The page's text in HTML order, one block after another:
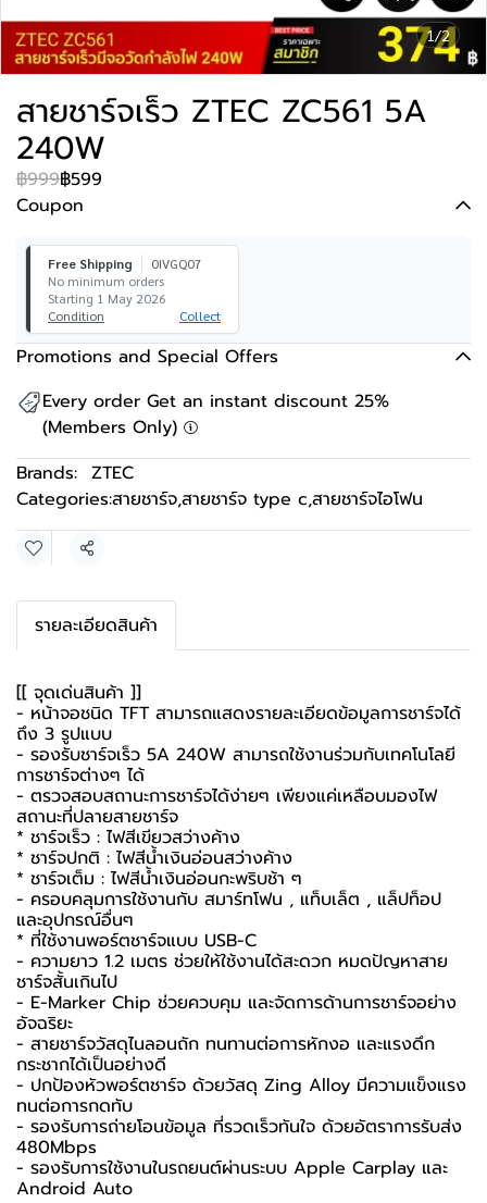
1/2
สายชาร์จเร็ว ZTEC ZC561 5A
240W
฿999฿599
Coupon
Free Shipping
0IVGQ07
No minimum orders
Starting 1 May 2026
Condition
Collect
Promotions and Special Offers
Every order Get an instant discount 25%
(Members Only)
Brands: ZTEC
Categories:สายชาร์จ,สายชาร์จ type c,สายชาร์จไอโฟน
Share
รายละเอียดสินค้า
[[ จุดเด่นสินค้า ]]
- หน้าจอชนิด TFT สามารถแสดงรายละเอียดข้อมูลการชาร์จได้
ถึง 3 รูปแบบ
- รองรับชาร์จเร็ว 5A 240W สามารถใช้งานร่วมกับเทคโนโลยี
การชาร์จต่างๆ ได้
- ตรวจสอบสถานะการชาร์จได้ง่ายๆ เพียงแค่เหลือบมองไฟ
สถานะที่ปลายสายชาร์จ
* ชาร์จเร็ว : ไฟสีเขียวสว่างค้าง
* ชาร์จปกติ : ไฟสีน้ำเงินอ่อนสว่างค้าง
* ชาร์จเต็ม : ไฟสีน้ำเงินอ่อนกะพริบช้า ๆ
- ครอบคลุมการใช้งานกับ สมาร์ทโฟน , แท็บเล็ต , แล็ปท็อป
และอุปกรณ์อื่นๆ
* ที่ใช้งานพอร์ตชาร์จแบบ USB-C
- ความยาว 1.2 เมตร ช่วยให้ใช้งานได้สะดวก หมดปัญหาสาย
ชาร์จสั้นเกินไป
- E-Marker Chip ช่วยควบคุม และจัดการด้านการชาร์จอย่าง
อัจฉริยะ
- สายชาร์จวัสดุไนลอนถัก ทนทานต่อการหักงอ และแรงดึก
กระชากได้เป็นอย่างดี
- ปกป้องหัวพอร์ตชาร์จ ด้วยวัสดุ Zing Alloy มีความแข็งแรง
ทนต่อการกดทับ
- รองรับการถ่ายโอนข้อมูล ที่รวดเร็วทันใจ ด้วยอัตราการรับส่ง
480Mbps
- รองรับการใช้งานในรถยนต์ผ่านระบบ Apple Carplay และ
Android Auto